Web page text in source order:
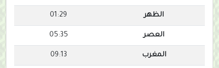
الظهر 01:29
العصر 05:35
المغرب 09:13